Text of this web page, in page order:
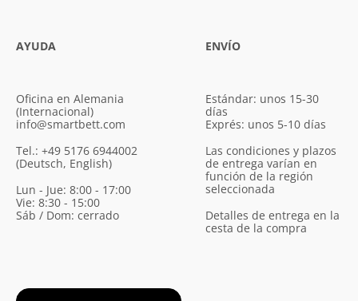
AYUDA
Oficina en Alemania
(Internacional)
info@smartbett.com
Tel.: +49 5176 6944002
(Deutsch, English)
Lun - Jue: 8:00 - 17:00
Vie: 8:30 - 15:00
Sáb / Dom: cerrado
ENVÍO
Estándar: unos 15-30
días
Exprés: unos 5-10 días
Las condiciones y plazos
de entrega varían en
función de la región
seleccionada
Detalles de entrega en la
cesta de la compra